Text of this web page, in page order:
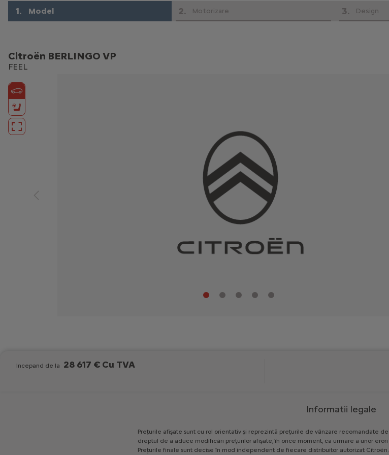
1. Model 2. Motorizare 3. Design
Citroën BERLINGO VP
FEEL
Incepand de la 28 617 € Cu TVA
Informatii legale
Prețurile afișate sunt cu rol orientativ și reprezintă prețurile de vânzare recomandate de
dreptul de a aduce modificări prețurilor afișate, în orice moment, ca urmare a unor erori
Prețurile finale sunt decise în mod independent de fiecare distribuitor autorizat Citroën.